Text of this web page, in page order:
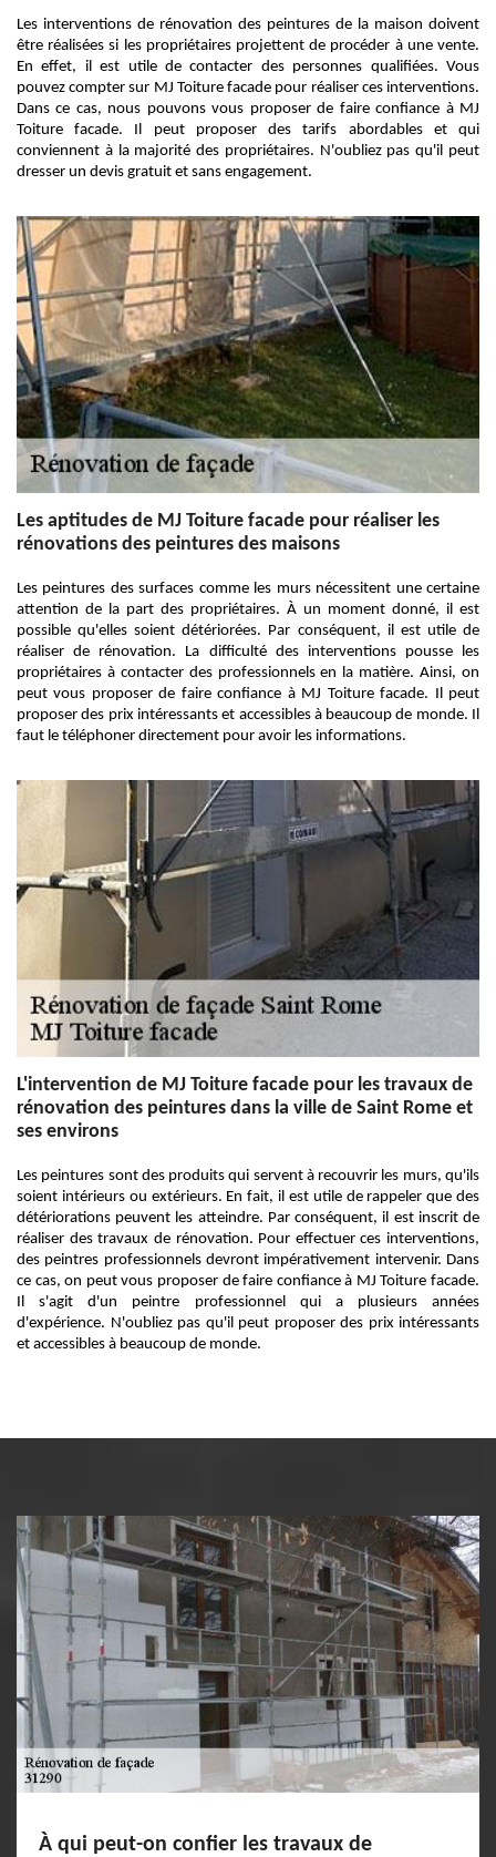
Les interventions de rénovation des peintures de la maison doivent
être réalisées si les propriétaires projettent de procéder à une vente.
En effet, il est utile de contacter des personnes qualifiées. Vous
pouvez compter sur MJ Toiture facade pour réaliser ces interventions.
Dans ce cas, nous pouvons vous proposer de faire confiance à MJ
Toiture facade. Il peut proposer des tarifs abordables et qui
conviennent à la majorité des propriétaires. N'oubliez pas qu'il peut
dresser un devis gratuit et sans engagement.
Les aptitudes de MJ Toiture facade pour réaliser les
rénovations des peintures des maisons
Les peintures des surfaces comme les murs nécessitent une certaine
attention de la part des propriétaires. À un moment donné, il est
possible qu'elles soient détériorées. Par conséquent, il est utile de
réaliser de rénovation. La difficulté des interventions pousse les
propriétaires à contacter des professionnels en la matière. Ainsi, on
peut vous proposer de faire confiance à MJ Toiture facade. Il peut
proposer des prix intéressants et accessibles à beaucoup de monde. Il
faut le téléphoner directement pour avoir les informations.
L'intervention de MJ Toiture facade pour les travaux de
rénovation des peintures dans la ville de Saint Rome et
ses environs
Les peintures sont des produits qui servent à recouvrir les murs, qu'ils
soient intérieurs ou extérieurs. En fait, il est utile de rappeler que des
détériorations peuvent les atteindre. Par conséquent, il est inscrit de
réaliser des travaux de rénovation. Pour effectuer ces interventions,
des peintres professionnels devront impérativement intervenir. Dans
ce cas, on peut vous proposer de faire confiance à MJ Toiture facade.
Il s'agit d'un peintre professionnel qui a plusieurs années
d'expérience. N'oubliez pas qu'il peut proposer des prix intéressants
et accessibles à beaucoup de monde.
À qui peut-on confier les travaux de